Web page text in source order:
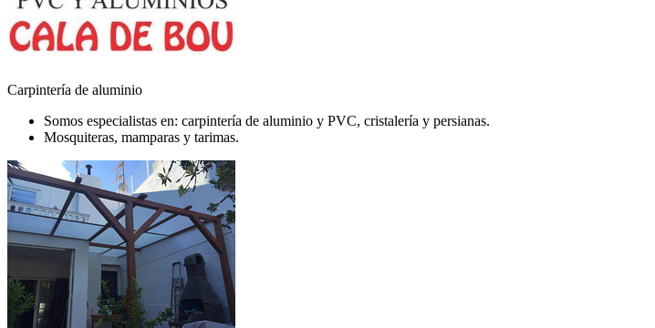
Carpintería de aluminio
Somos especialistas en: carpintería de aluminio y PVC, cristalería y persianas.
Mosquiteras, mamparas y tarimas.